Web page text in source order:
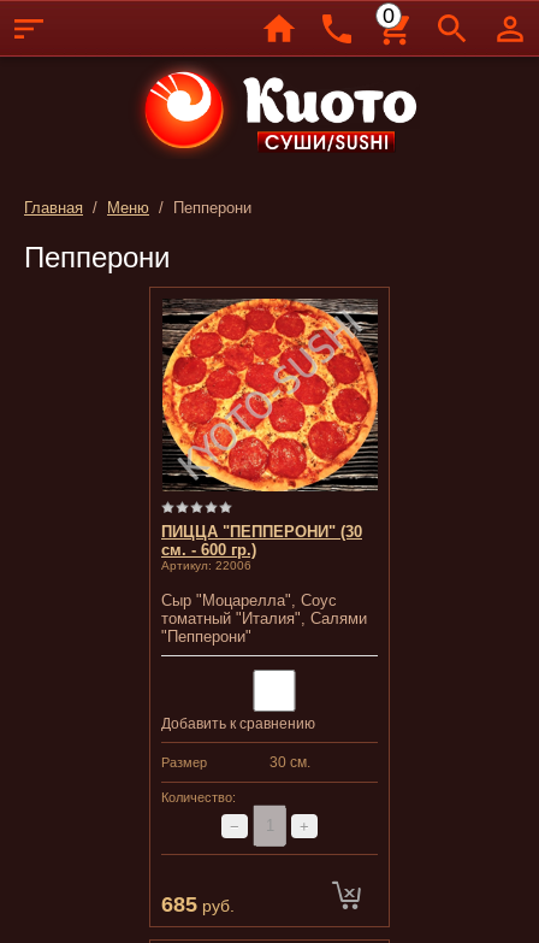
Главная / Меню / Пепперони
Пепперони
ПИЦЦА "ПЕППЕРОНИ" (30
см. - 600 гр.)
Артикул: 22006
Сыр "Моцарелла", Соус
томатный "Италия", Салями
"Пепперони"
Добавить к сравнению
Размер 30 см.
Количество:
− +
685 руб.
0